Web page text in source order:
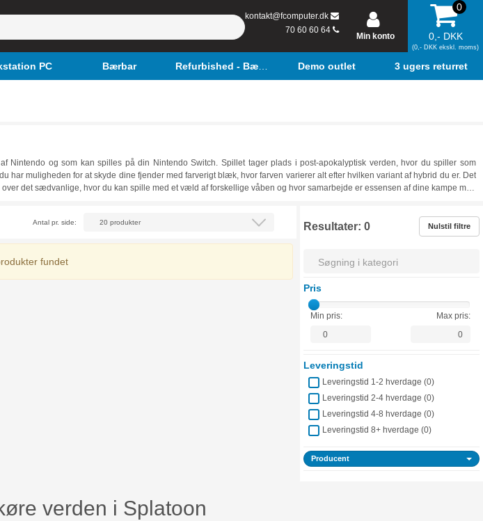
kontakt@fcomputer.dk
70 60 60 64
Min konto
0
0,- DKK
(0,- DKK ekskl. moms)
PC Bærbar Refurbished - Bærbar Demo outlet 3 ugers returret
Nintendo og som kan spilles på din Nintendo Switch. Spillet tager plads i post-apokalyptisk verden, hvor du spiller som
muligheden for at skyde dine fjender med farverigt blæk, hvor farven varierer alt efter hvilken variant af hybrid du er. Det
det sædvanlige, hvor du kan spille med et væld af forskellige våben og hvor samarbejde er essensen af dine kampe mod
Resultater:0 Nulstil filtre
Pris
Min pris: Max pris:
Leveringstid
Leveringstid 1-2 hverdage (0)
Leveringstid 2-4 hverdage (0)
Leveringstid 4-8 hverdage (0)
Leveringstid 8+ hverdage (0)
Producent
Antal pr. side:
fundet
verden i Splatoon